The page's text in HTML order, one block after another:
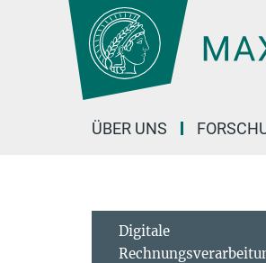
Hauptinhalt
ÜBER UNS
Digitale